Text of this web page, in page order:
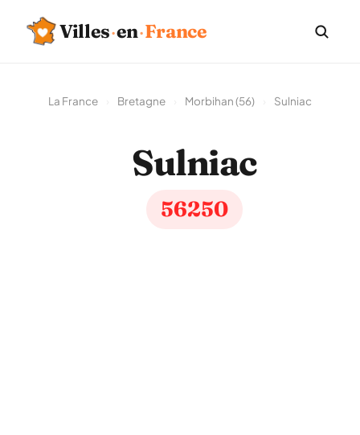
Villes·en·France
La France Bretagne Morbihan (56) Sulniac
Sulniac
56250